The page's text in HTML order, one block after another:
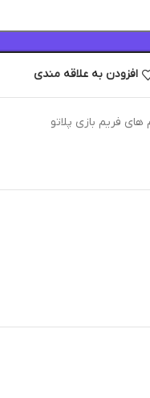
افزودن به علاقه مندی
های فریم بازی پلاتو